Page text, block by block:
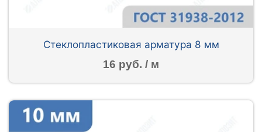
Стеклопластиковая арматура 8 мм
16 руб. / м